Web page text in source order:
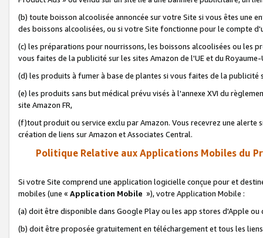
(b) toute boisson alcoolisée annoncée sur votre Site si vous êtes une
des boissons alcoolisées, ou si votre Site fonctionne pour le compte
(c) les préparations pour nourrissons, les boissons alcoolisées ou les
vous faites de la publicité sur les sites Amazon de l'UE et du Royaume-
(d) les produits à fumer à base de plantes si vous faites de la publicité
(e) les produits sans but médical prévu visés à l'annexe XVI du
site Amazon FR,
(f)tout produit ou service exclu par Amazon. Vous recevrez une alerte
création de liens sur Amazon et Associates Central.
Politique Relative aux Applications Mobiles du
Si votre Site comprend une application logicielle conçue pour et
mobiles (une « Application Mobile »), votre Application Mobile :
(a) doit être disponible dans Google Play ou les app stores d'Apple ou
(b) doit être proposée gratuitement en téléchargement et tous les